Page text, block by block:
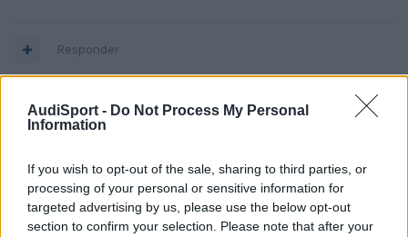
AudiSport - Do Not Process My Personal
Information
If you wish to opt-out of the sale, sharing to third parties, or
processing of your personal or sensitive information for
targeted advertising by us, please use the below opt-out
section to confirm your selection. Please note that after your
Responder
toni9192
Hola amiguete esos son los aero win mira en este hilo se habla
de ello
http://www.audisport-iberica.com/foro/inde...howtopic=210665